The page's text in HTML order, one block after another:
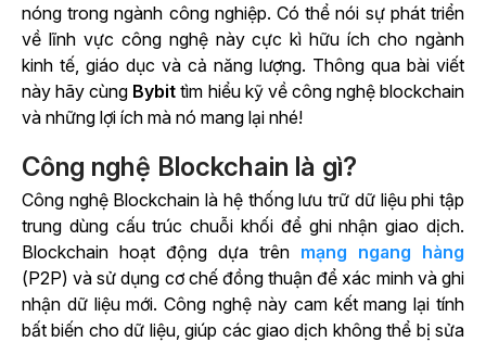
nóng trong ngành công nghiệp. Có thể nói sự phát triển
về lĩnh vực công nghệ này cực kì hữu ích cho ngành
kinh tế, giáo dục và cả năng lượng. Thông qua bài viết
này hãy cùng Bybit tìm hiểu kỹ về công nghệ blockchain
và những lợi ích mà nó mang lại nhé!
Công nghệ Blockchain là gì?
Công nghệ Blockchain là hệ thống lưu trữ dữ liệu phi tập
trung dùng cấu trúc chuỗi khối để ghi nhận giao dịch.
Blockchain hoạt động dựa trên mạng ngang hàng
(P2P) và sử dụng cơ chế đồng thuận để xác minh và ghi
nhận dữ liệu mới. Công nghệ này cam kết mang lại tính
bất biến cho dữ liệu, giúp các giao dịch không thể bị sửa